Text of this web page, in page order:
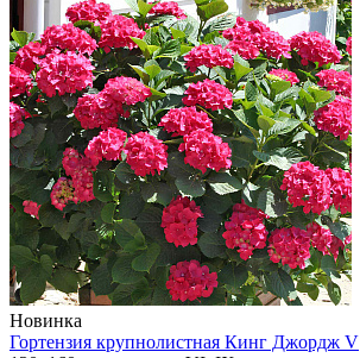
Новинка
Гортензия крупнолистная Кинг Джордж V